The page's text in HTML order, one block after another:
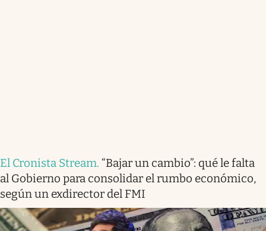
El Cronista Stream. “Bajar un cambio”: qué le falta
al Gobierno para consolidar el rumbo económico,
según un exdirector del FMI